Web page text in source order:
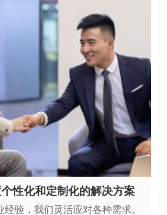
性化和定制化的解决方案